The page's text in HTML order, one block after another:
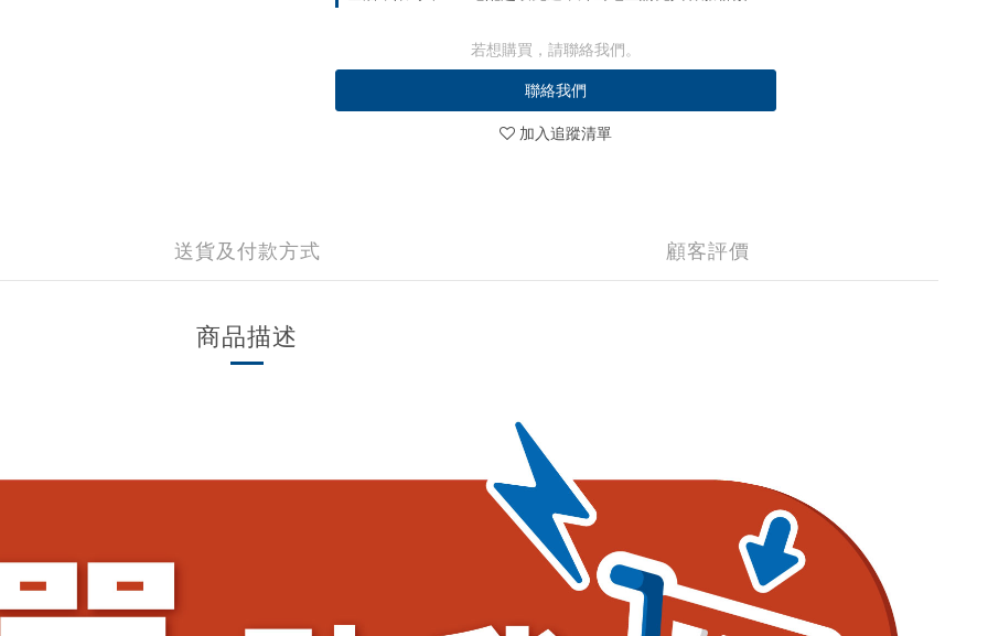
若想購買，請聯絡我們。
聯絡我們
加入追蹤清單
送貨及付款方式 顧客評價
商品描述